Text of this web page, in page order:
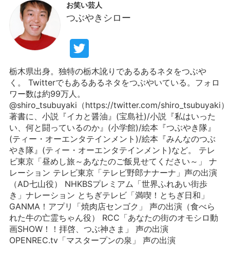
お笑い芸人
つぶやきシロー
栃木県出身。独特の栃木訛りであるあるネタをつぶや
く。 Twitterでもあるあるネタをつぶやいている。フォロ
ワー数は約99万人。
@shiro_tsubuyaki（https://twitter.com/shiro_tsubuyaki）
著書に、小説『イカと醤油』(宝島社)/小説『私はいった
い、何と闘っているのか』(小学館)/絵本『つぶやき隊』
(ティー・オーエンタテインメント)/絵本『みんなのつぶ
やき隊』(ティー・オーエンタテインメント)など。 テレ
ビ東京「昼めし旅～あなたのご飯見せてください～」 ナ
レーション テレビ東京「テレビ野郎ナナーナ」声の出演
（AD七山役） NHKBSプレミアム「世界ふれあい街歩
き」ナレーション とちぎテレビ「満喫！とちぎ日和」
GANMA！アプリ「焼肉店センゴク」 声の出演（食べら
れた牛の亡霊ちゃん役） RCC「あなたの街のオモシロ動
画SHOW！！拝啓、つぶ神さま」 声の出演
OPENREC.tv「マスタープンの泉」 声の出演